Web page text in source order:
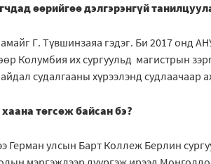
өөрийгөө дэлгэрэнгүй
Г. Түвшинзаяа гэдэг. Би 2017 онд
Колумбия их сургуульд магистрын
судалгааны хүрээлэнд судлаачаар
төгсөж байсан бэ?
Герман улсын Барт Коллеж Берлин